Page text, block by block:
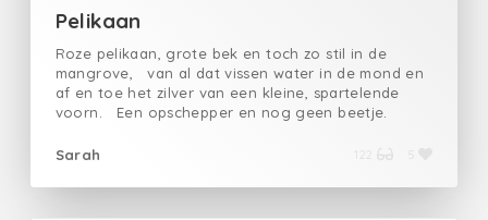
Pelikaan
Roze pelikaan, grote bek en toch zo stil in de
mangrove, van al dat vissen water in de mond en
af en toe het zilver van een kleine, spartelende
voorn. Een opschepper en nog geen beetje.
Sarah